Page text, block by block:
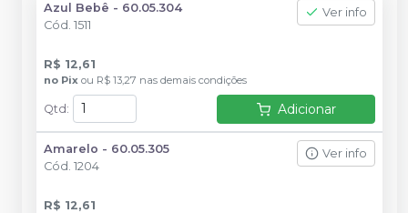
Azul Bebê - 60.05.304
Cód. 1511
Ver info
R$ 12,61
no Pix ou R$ 13,27 nas demais condições
Qtd : Adicionar
Amarelo - 60.05.305
Cód. 1204
Ver info
R$ 12,61